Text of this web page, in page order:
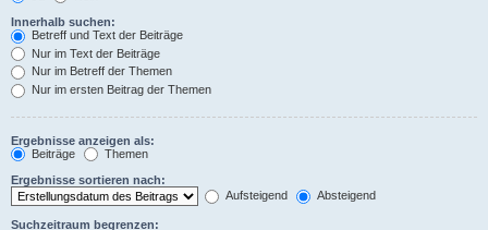
Innerhalb suchen:
Betreff und Text der Beiträge
Nur im Text der Beiträge
Nur im Betreff der Themen
Nur im ersten Beitrag der Themen
Ergebnisse anzeigen als:
Beiträge
Themen
Ergebnisse sortieren nach:
Aufsteigend
Absteigend
Suchzeitraum begrenzen: